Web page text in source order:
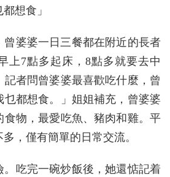
想食」
曾婆婆一日三餐都在附近的長者
上7點多起床，8點多就要去中
記者問曾婆婆最喜歡吃什麼，曾
乜都想食。」姐姐補充，曾婆婆
食物，最愛吃魚、豬肉和雞。平
，僅有簡單的日常交流。
。吃完一碗炒飯後，她還惦記着